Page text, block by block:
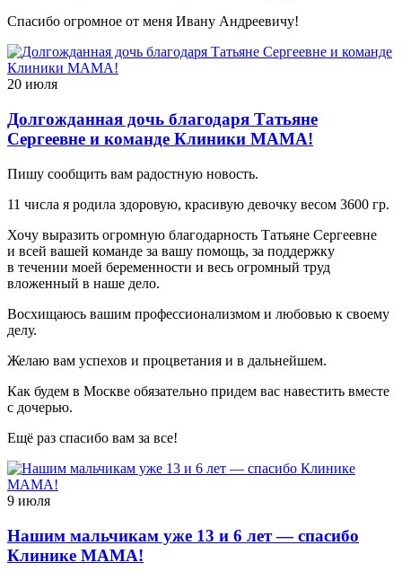
Спасибо огромное от меня Ивану Андреевичу!
20 июля
Долгожданная дочь благодаря Татьяне
Сергеевне и команде Клиники МАМА!
Пишу сообщить вам радостную новость.
11 числа я родила здоровую, красивую девочку весом 3600 гр.
Хочу выразить огромную благодарность Татьяне Сергеевне
и всей вашей команде за вашу помощь, за поддержку
в течении моей беременности и весь огромный труд
вложенный в наше дело.
Восхищаюсь вашим профессионализмом и любовью к своему
делу.
Желаю вам успехов и процветания и в дальнейшем.
Как будем в Москве обязательно придем вас навестить вместе
с дочерью.
Ещё раз спасибо вам за все!
9 июля
Нашим мальчикам уже 13 и 6 лет — спасибо
Клинике МАМА!